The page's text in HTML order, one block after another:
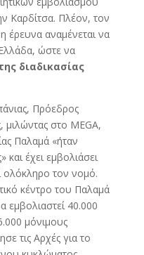
Καρδίτσα. Πλέον, τον
έρευνα αναμένεται να
ώστε να
διαδικασίας
Πρόεδρος
μιλώντας στο MEGA,
Παλαμά «ήταν
έχει εμβολιάσει
ολόκληρο τον νομό.
κέντρο του Παλαμά
εμβολιαστεί 40.000
μόνιμους
τις Αρχές για το